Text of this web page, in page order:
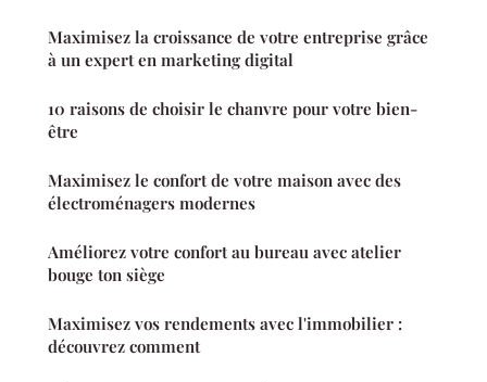
Maximisez la croissance de votre entreprise grâce
à un expert en marketing digital
10 raisons de choisir le chanvre pour votre bien-
être
Maximisez le confort de votre maison avec des
électroménagers modernes
Améliorez votre confort au bureau avec atelier
bouge ton siège
Maximisez vos rendements avec l'immobilier :
découvrez comment